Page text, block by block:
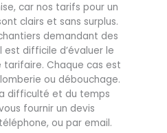
car nos tarifs pour un
clairs et sans surplus.
demandant des
est difficile d’évaluer le
Chaque cas est
ou débouchage.
difficulté et du temps
fournir un devis
ou par email.